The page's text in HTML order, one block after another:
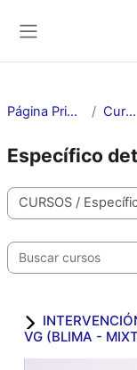
Página Principal Cursos
Específico
Categorías
Buscar cursos
VG (BLIMA -